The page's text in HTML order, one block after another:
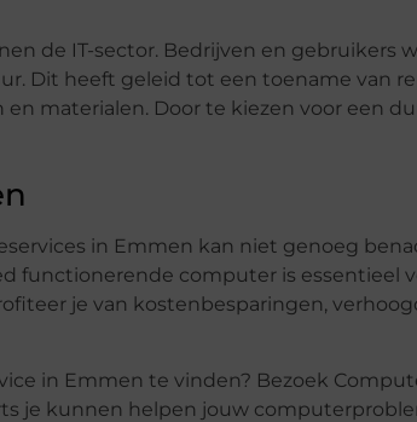
de IT-sector. Bedrijven en gebruikers
Dit heeft geleid tot een toename van
materialen. Door te kiezen voor een
in Emmen kan niet genoeg
functionerende computer is essentieel
je van kostenbesparingen,
in Emmen te vinden? Bezoek
je kunnen helpen jouw